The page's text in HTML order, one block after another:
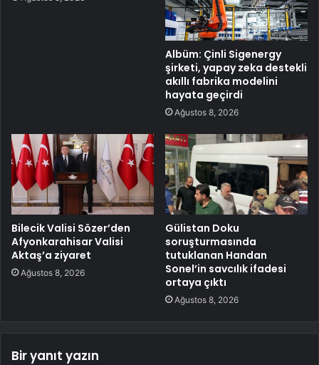
Albüm: Çinli Sigenergy
şirketi, yapay zeka destekli
akıllı fabrika modelini
hayata geçirdi
Ağustos 8, 2026
Bilecik Valisi Sözer’den
Afyonkarahisar Valisi
Aktaş’a ziyaret
Ağustos 8, 2026
Gülistan Doku
soruşturmasında
tutuklanan Handan
Sonel’in savcılık ifadesi
ortaya çıktı
Ağustos 8, 2026
Bir yanıt yazın